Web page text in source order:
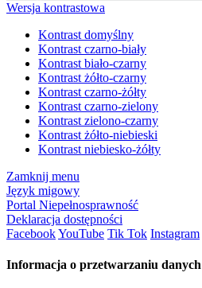
Wersja kontrastowa
Kontrast domyślny
Kontrast czarno-biały
Kontrast biało-czarny
Kontrast żółto-czarny
Kontrast czarno-żółty
Kontrast czarno-zielony
Kontrast zielono-czarny
Kontrast żółto-niebieski
Kontrast niebiesko-żółty
Zamknij menu
Język migowy
Portal Niepełnosprawność
Deklaracja dostępności
FacebookYouTube Tik Tok Instagram
Informacja o przetwarzaniu danych